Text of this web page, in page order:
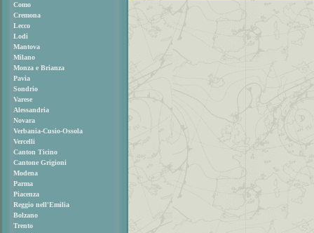
Como
Cremona
Lecco
Lodi
Mantova
Milano
Monza e Brianza
Pavia
Sondrio
Varese
Alessandria
Novara
Verbania-Cusio-Ossola
Vercelli
Canton Ticino
Cantone Grigioni
Modena
Parma
Piacenza
Reggio nell'Emilia
Bolzano
Trento